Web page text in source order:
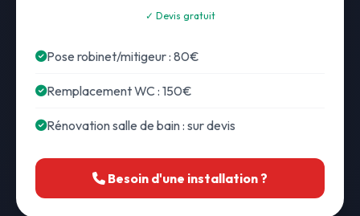
✓ Devis gratuit
Pose robinet/mitigeur : 80€
Remplacement WC : 150€
Rénovation salle de bain : sur devis
Besoin d'une installation ?